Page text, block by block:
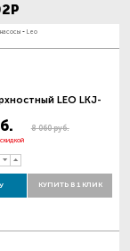
- Leo
LEO LKJ-
8 060 руб.
КУПИТЬ В 1 КЛИК